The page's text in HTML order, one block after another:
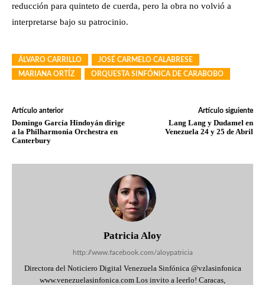
reducción para quinteto de cuerda, pero la obra no volvió a
interpretarse bajo su patrocinio.
ÁLVARO CARRILLO
JOSÉ CARMELO CALABRESE
MARIANA ORTÍZ
ORQUESTA SINFÓNICA DE CARABOBO
Artículo anterior
Domingo García Hindoyán dirige
a la Philharmonia Orchestra en
Canterbury
Artículo siguiente
Lang Lang y Dudamel en
Venezuela 24 y 25 de Abril
Patricia Aloy
http://www.facebook.com/aloypatricia
Directora del Noticiero Digital Venezuela Sinfónica @vzlasinfonica
www.venezuelasinfonica.com Los invito a leerlo! Caracas,